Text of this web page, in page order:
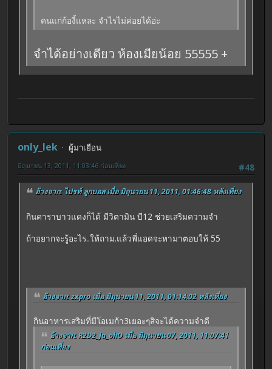
คนแก่ก้องี้แหละ จำไรไม่ค่อยได้อ่ะ
จำได้อย่างเดียว ห้องเมียน้อย 55555 +
only_lek
ผู้มาเยือน
#48
มิถุนายน 13, 2011, 11:03:46 ก่อนเที่ยง
อ้างจาก: ไปรท์ ลูกบอส เมื่อ มิถุนายน 11, 2011, 01:46:48 หลังเที่ยง
กินคาราบาวแดงก็ได้ มีวิตามิน บี12 ช่วยเสริมความจำ
ถ้าอยากจะรู้อะไร..ให้ถาม.แล้วพี่แอดจะหามาตอบให้ 55
อ้างจาก: zxpro เมื่อ มิถุนายน 11, 2011, 01:14:02 หลังเที่ยง
กินอาหารเสริมที่มีโอเมก้า3เยอะๆสิจะได้ความจำดี
อ้างจาก: R2D2_Ja_ohO เมื่อ มิถุนายน 07, 2011, 11:07:41
ก่อนเที่ยง